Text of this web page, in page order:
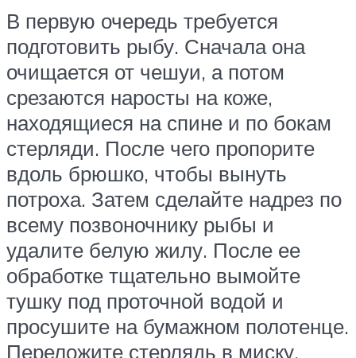
В первую очередь требуется
подготовить рыбу. Сначала она
очищается от чешуи, а потом
срезаются наросты на коже,
находящиеся на спине и по бокам
стерляди. После чего пропорите
вдоль брюшко, чтобы вынуть
потроха. Затем сделайте надрез по
всему позвоночнику рыбы и
удалите белую жилу. После ее
обработке тщательно вымойте
тушку под проточной водой и
просушите на бумажном полотенце.
Переложите стерлядь в миску,